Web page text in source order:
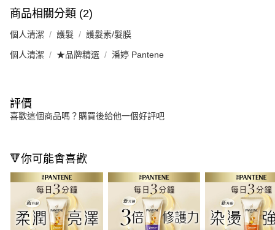
商品相關分類 (2)
個人清潔 護髮 護髮素/髮膜
個人清潔 ★品牌精選 潘婷 Pantene
評價
喜歡這個商品嗎？購買後給他一個好評吧
🔻你可能會喜歡